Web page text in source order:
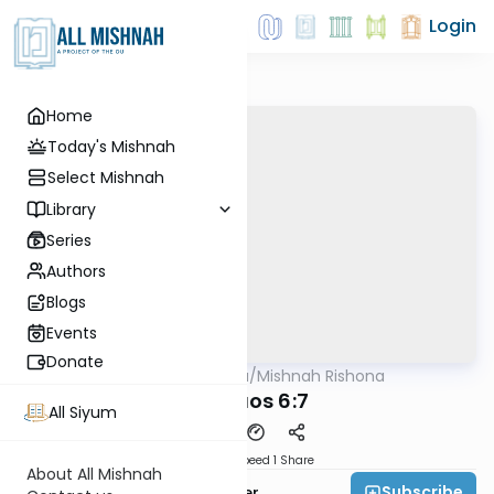
Home
Today's Mishnah
Select Mishnah
Library
Series
Authors
Blogs
Events
Donate
All Siyum
About All Mishnah
Login
AllMishna/Mishnah Rishona
Shevuos 6:7
Speed 1 Share